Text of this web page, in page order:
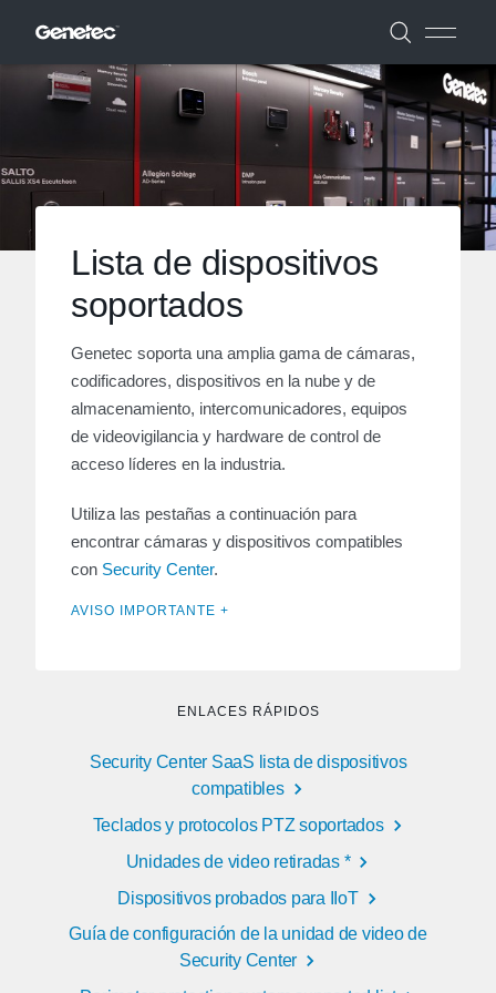
Lista de dispositivos
soportados
Genetec soporta una amplia gama de cámaras,
codificadores, dispositivos en la nube y de
almacenamiento, intercomunicadores, equipos
de videovigilancia y hardware de control de
acceso líderes en la industria.
Utiliza las pestañas a continuación para
encontrar cámaras y dispositivos compatibles
con Security Center.
AVISO IMPORTANTE +
ENLACES RÁPIDOS
Security Center SaaS lista de dispositivos
compatibles
Teclados y protocolos PTZ soportados
Unidades de video retiradas *
Dispositivos probados para IIoT
Guía de configuración de la unidad de video de
Security Center